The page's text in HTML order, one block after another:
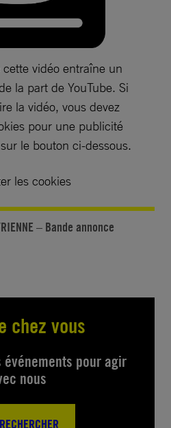
vidéo entraîne un
la part de YouTube. Si
la vidéo, vous devez
pour une publicité
le bouton ci-dessous.
les cookies
– Bande annonce
chez vous
événements pour agir
nous
RECHERCHER